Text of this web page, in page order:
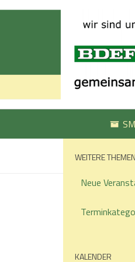
WEITERE
Neue
KALENDER